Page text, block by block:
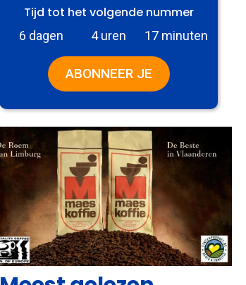
Tijd tot het volgende nummer
6 dagen 4 uren 17 minuten
ABONNEER JE